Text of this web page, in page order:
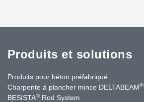
Produits et solutions
Produits pour béton préfabriqué
Charpente à plancher mince DELTABEAM®
BESISTA® Rod System